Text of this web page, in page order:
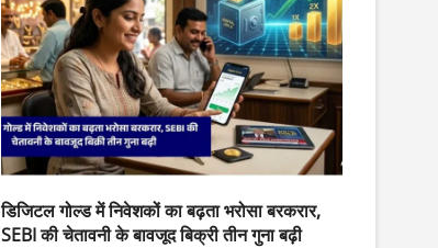
डिजिटल गोल्ड में निवेशकों का बढ़ता भरोसा बरकरार,
SEBI की चेतावनी के बावजूद बिक्री तीन गुना बढ़ी